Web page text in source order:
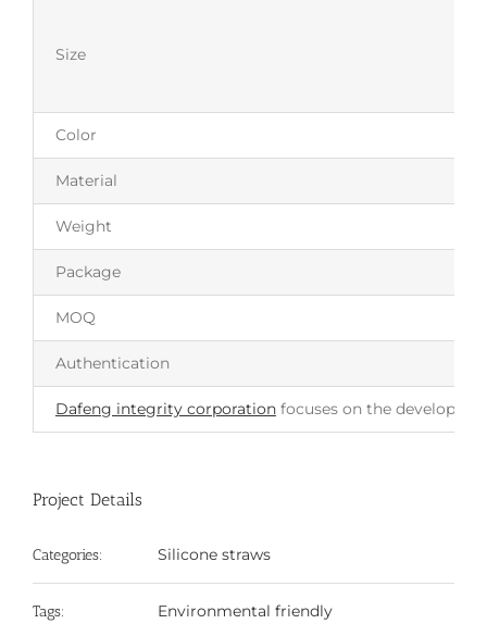
Size
Color
Material
Weight
Package
MOQ
Authentication
Dafeng integrity corporation focuses on the
Project Details
Categories: Silicone straws
Tags:
Environmental friendly